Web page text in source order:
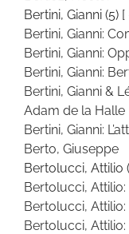
Bertini, Gianni (5) [
Bertini, Gianni:
Bertini, Gianni:
Bertini, Gianni:
Bertini, Gianni &
Adam de la Halle
Bertini, Gianni:
Berto, Giuseppe
Bertolucci, Attilio
Bertolucci,
Bertolucci,
Bertolucci,